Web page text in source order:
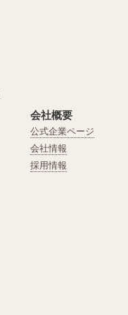
会社概要
公式企業ページ
会社情報
採用情報